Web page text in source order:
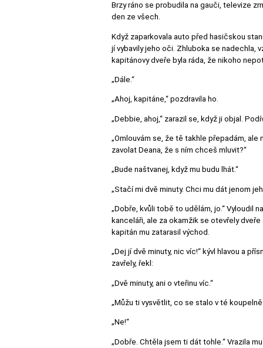
Brzy ráno se probudila na gauči, televize
den ze všech.
Když zaparkovala auto před hasičskou
jí vybavily jeho oči. Zhluboka se nadechla,
kapitánovy dveře byla ráda, že nikoho
„Dále.“
„Ahoj, kapitáne,“ pozdravila ho.
„Debbie, ahoj,“ zarazil se, když ji objal.
„Omlouvám se, že tě takhle přepadám, ale
zavolat Deana, že s ním chceš mluvit?“
„Bude naštvanej, když mu budu lhát.“
„Stačí mi dvě minuty. Chci mu dát jenom
„Dobře, kvůli tobě to udělám, jo.“ Vyloudil
kanceláři, ale za okamžik se otevřely
kapitán mu zatarasil východ.
„Dej jí dvě minuty, nic víc!“ kývl hlavou a
zavřely, řekl:
„Dvě minuty, ani o vteřinu víc.“
„Můžu ti vysvětlit, co se stalo v té
„Ne!“
„Dobře. Chtěla jsem ti dát tohle.“ Vrazila